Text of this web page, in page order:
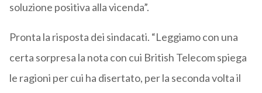
soluzione positiva alla vicenda”.
Pronta la risposta dei sindacati. “Leggiamo con una
certa sorpresa la nota con cui British Telecom spiega
le ragioni per cui ha disertato, per la seconda volta il